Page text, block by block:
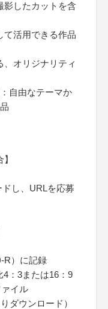
影したカットを含
活用できる作品
、オリジナリティ
自由なテーマか
し、URLを応募
R）に記録
：3または16：9
イル
ダウンロード）